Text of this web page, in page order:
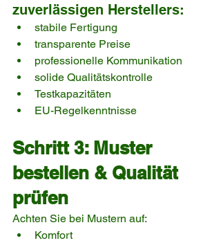
zuverlässigen Herstellers:
stabile Fertigung
transparente Preise
professionelle Kommunikation
solide Qualitätskontrolle
Testkapazitäten
EU-Regelkenntnisse
Schritt 3: Muster
bestellen & Qualität
prüfen
Achten Sie bei Mustern auf:
Komfort